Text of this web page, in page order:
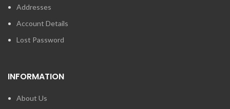
Addresses
Account Details
Lost Password
INFORMATION
About Us